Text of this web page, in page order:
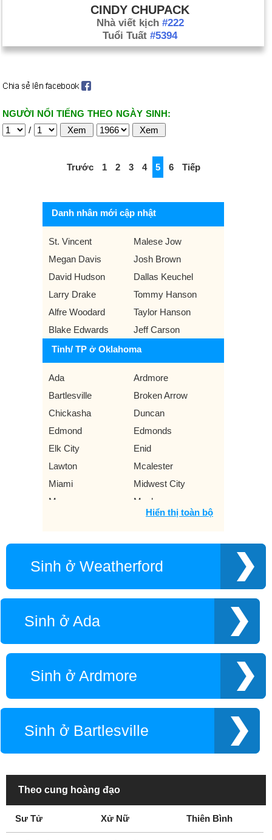
CINDY CHUPACK
Nhà viết kịch #222
Tuổi Tuất #5394
NGƯỜI NỔI TIẾNG THEO NGÀY SINH:
/
Trước 1 2 3 4 5 6 Tiếp
Danh nhân mới cập nhật
St. Vincent
Malese Jow
Megan Davis
Josh Brown
David Hudson
Dallas Keuchel
Larry Drake
Tommy Hanson
Alfre Woodard
Taylor Hanson
Blake Edwards
Jeff Carson
Tỉnh/ TP ở Oklahoma
Ada
Ardmore
Bartlesville
Broken Arrow
Chickasha
Duncan
Edmond
Edmonds
Elk City
Enid
Lawton
Mcalester
Miami
Midwest City
Moore
Muskogee
Okemah
Tulsa
Weatherford
Hiển thị toàn bộ
Sinh ở Weatherford
Sinh ở Ada
Sinh ở Ardmore
Sinh ở Bartlesville
Theo cung hoàng đạo
Sư Tử Xử Nữ Thiên Bình